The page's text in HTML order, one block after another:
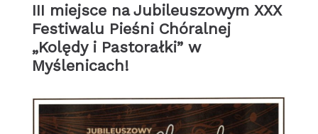
III miejsce na Jubileuszowym XXX
Festiwalu Pieśni Chóralnej
„Kolędy i Pastorałki” w
Myślenicach!